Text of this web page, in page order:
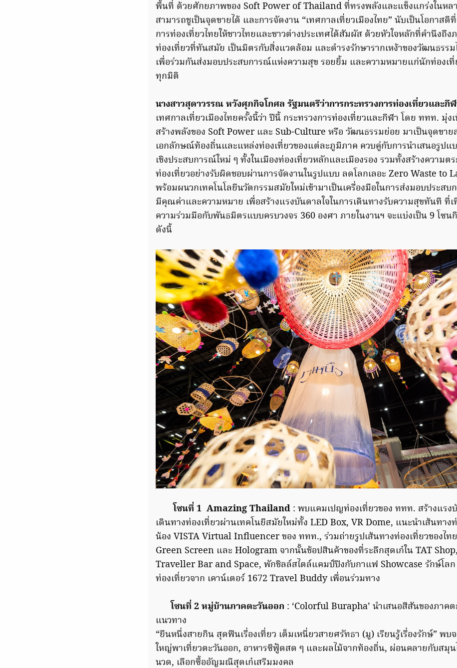
พื้นที่ ด้วยศักยภาพของ Soft Power of Thailand ที่ทรงพลังและแข็งแกร่งในหล
สามารถชูเป็นจุดขายได้ และการจัดงาน “เทศกาลเที่ยวเมืองไทย” นับเป็นโอกาส
การท่องเที่ยวไทยให้ชาวไทยและชาวต่างประเทศได้สัมผัส ด้วยหัวใจหลักที่คำนึงถึ
ท่องเที่ยวที่ทันสมัย เป็นมิตรกับสิ่งแวดล้อม และดำรงรักษารากเหง้าของวัฒนธรรม
เพื่อร่วมกันส่งมอบประสบการณ์แห่งความสุข รอยยิ้ม และความหมายแก่นักท่องเที่
ทุกมิติ
นางสาวสุดาวรรณ หวังศุภกิจโกศล รัฐมนตรีว่าการกระทรวงการท่องเที่ยวและกี
เทศกาลเที่ยวเมืองไทยครั้งนี้ว่า ปีนี้ กระทรวงการท่องเที่ยวและกีฬา โดย ททท. มุ่ง
สร้างพลังของ Soft Power และ Sub-Culture หรือ วัฒนธรรมย่อย มาเป็นจุดขา
เอกลักษณ์ท้องถิ่นและแหล่งท่องเที่ยวของแต่ละภูมิภาค ควบคู่กับการนำเสนอรูปแ
เชิงประสบการณ์ใหม่ ๆ ทั้งในเมืองท่องเที่ยวหลักและเมืองรอง รวมทั้งสร้างความต
ท่องเที่ยวอย่างรับผิดชอบผ่านการจัดงานในรูปแบบ ลดโลกเลอะ Zero Waste to
พร้อมผนวกเทคโนโลยีนวัตกรรมสมัยใหม่เข้ามาเป็นเครื่องมือในการส่งมอบประส
มีคุณค่าและความหมาย เพื่อสร้างแรงบันดาลใจในการเดินทางรับความสุขทันที ที่เ
ความร่วมมือกับพันธมิตรแบบครบวงจร 360 องศา ภายในงานฯ จะแบ่งเป็น 9 โซ
ดังนี้
โซนที่ 1 Amazing Thailand : พบแคมเปญท่องเที่ยวของ ททท. สร้างแรง
เดินทางท่องเที่ยวผ่านเทคโนยีสมัยใหม่ทั้ง LED Box, VR Dome, แนะนำเส้นทาง
น้อง VISTA Virtual Influencer ของ ททท., ร่วมถ่ายรูปเส้นทางท่องเที่ยวของไท
Green Screen และ Hologram จากนั้นช้อปสินค้าของที่ระลึกสุดเก๋ใน TAT
Traveller Bar and Space, พักชิลล์สไตล์แคมป์ปิงกับกาแฟ Showcase รักษ์โล
ท่องเที่ยวจาก เคาน์เตอร์ 1672 Travel Buddy เพื่อนร่วมทาง
โซนที่ 2 หมู่บ้านภาคตะวันออก : ‘Colorful Burapha’ นำเสนอสีสันของภาค
แนวทาง
“ยืนหนึ่งสายกิน สุดฟินเรื่องเที่ยว เต็มเหนี่ยวสายศรัทธา (มู) เรียนรู้เรื่องรักษ์” พบ
ใหญ่พาเที่ยวตะวันออก, อาหารซีฟู้ดสด ๆ และผลไม้จากท้องถิ่น, ผ่อนคลายกับสมุ
นวด, เลือกซื้ออัญมณีสุดเก๋เสริมมงคล